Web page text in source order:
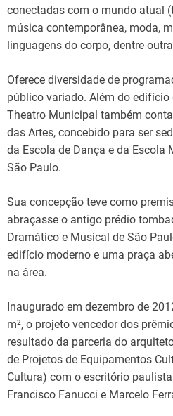
conectadas com o mundo atual
música contemporânea, moda,
linguagens do corpo, dentre
Oferece diversidade de
público variado. Além do edifício
Theatro Municipal também
das Artes, concebido para ser
da Escola de Dança e da Escola
São Paulo.
Sua concepção teve como
abraçasse o antigo prédio
Dramático e Musical de São
edifício moderno e uma praça
na área.
Inaugurado em dezembro de
m², o projeto vencedor dos
resultado da parceria do
de Projetos de Equipamentos
Cultura) com o escritório
Francisco Fanucci e Marcelo